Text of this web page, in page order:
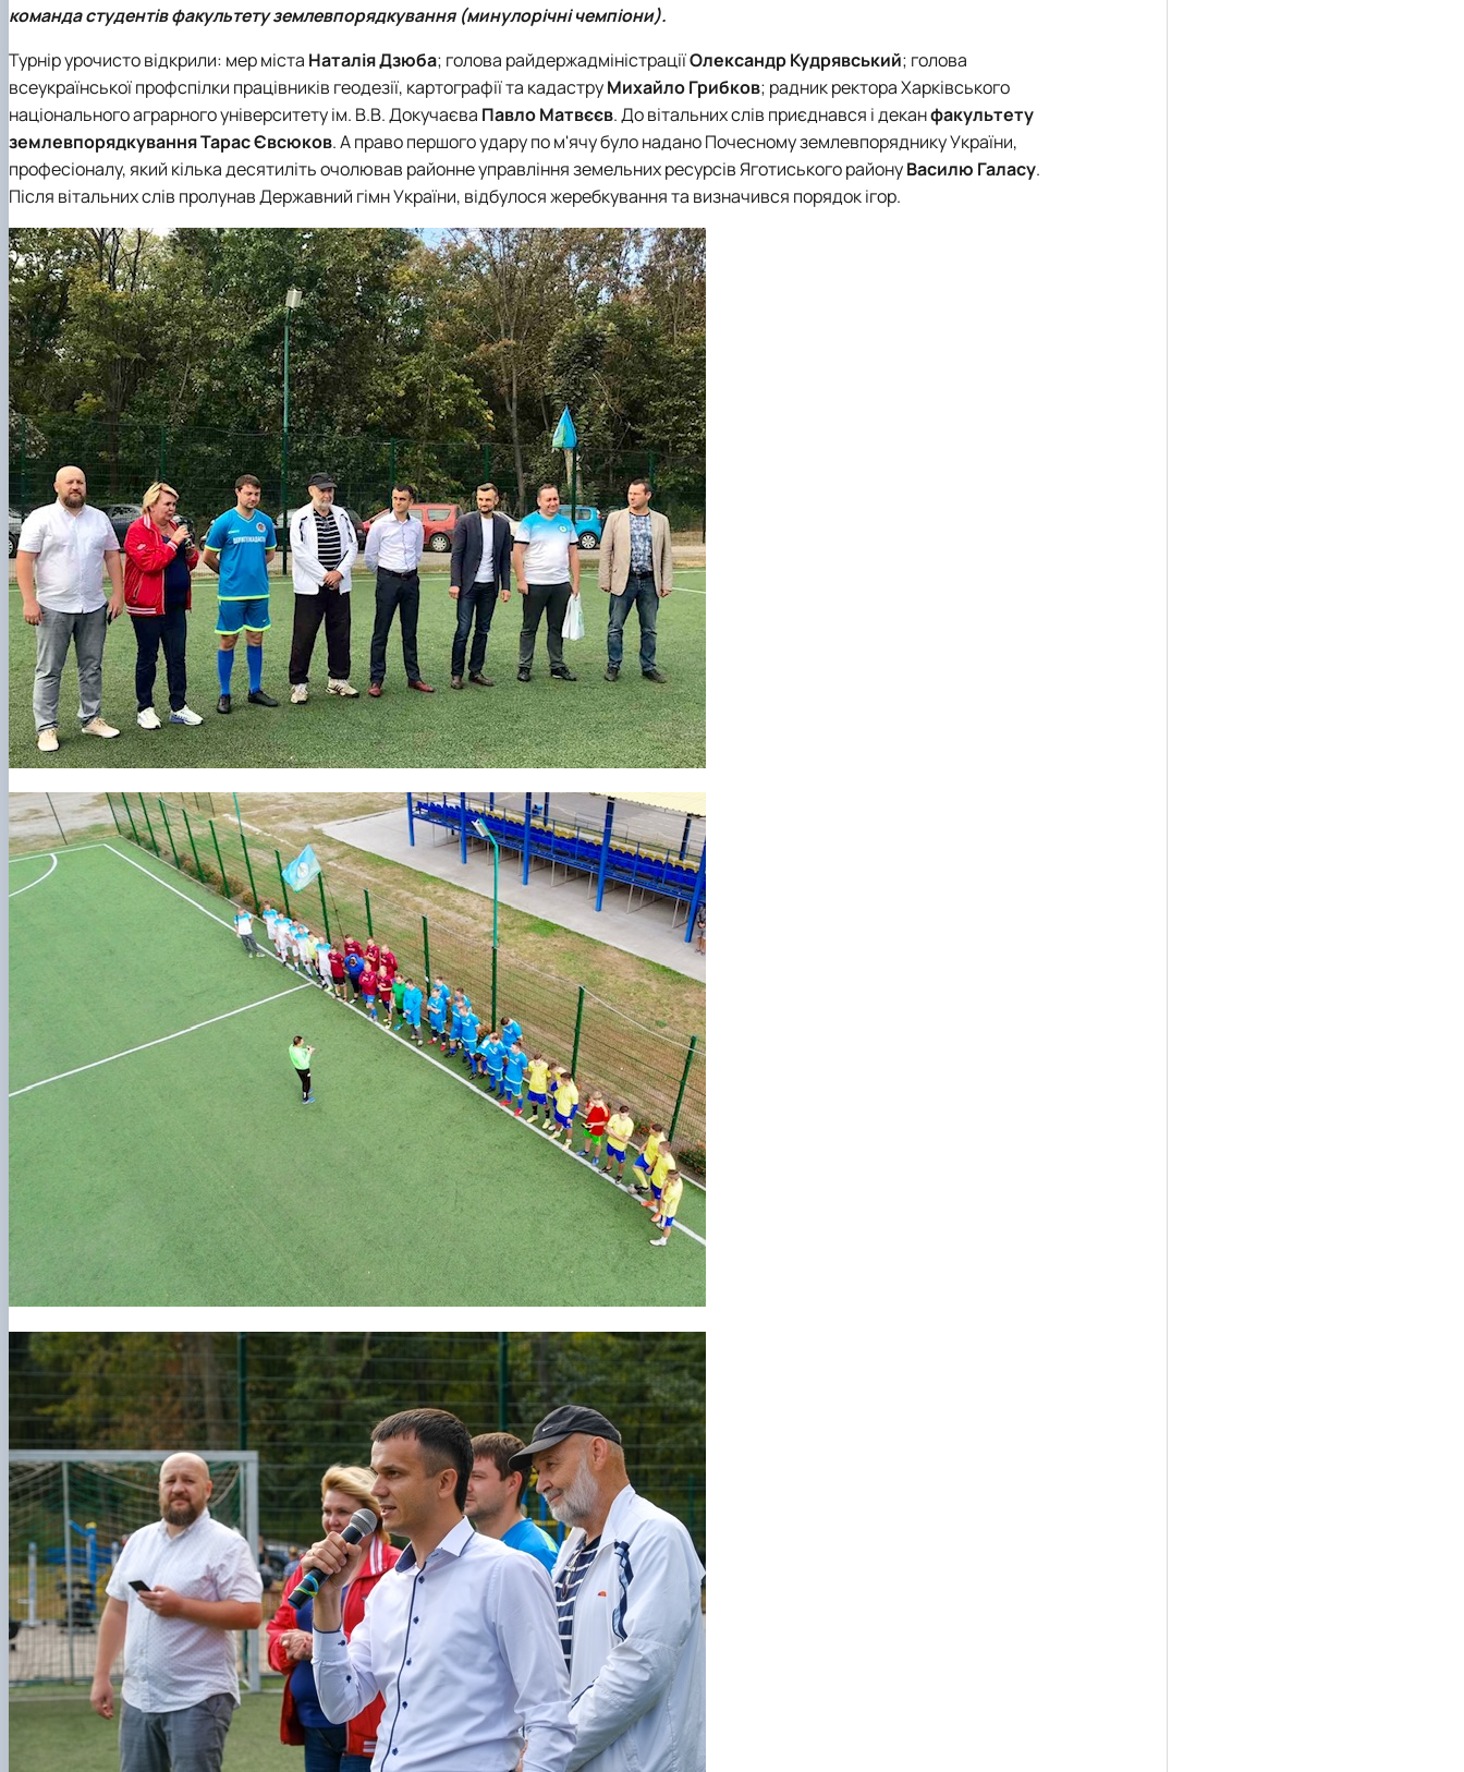
команда студентів факультету землевпорядкування (минулорічні чемпіони).
Турнір урочисто відкрили: мер міста Наталія Дзюба; голова райдержадміністраціїОлександр Кудрявський; голова
всеукраїнської профспілки працівників геодезії, картографії та кадаструМихайло Грибков; радник ректора Харківського
національного аграрного університету ім. В.В. Докучаєва Павло Матвєєв. До вітальних слів приєднався і деканфакультету
землевпорядкуванняТарас Євсюков. А право першого удару по м'ячу було надано Почесному землевпоряднику України,
професіоналу, який кілька десятиліть очолював районне управління земельних ресурсів Яготиського районуВасилю Галасу.
Після вітальних слів пролунав Державний гімн України, відбулося жеребкування та визначився порядок ігор.